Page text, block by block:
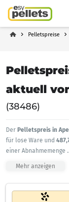
Pelletspreise
aktuell
(38486)
Der Pelletspreis in
für lose Ware und
einer Abnahmemenge
Mehr anzeigen